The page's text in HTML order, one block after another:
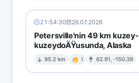
21:54:30 26.07.2026
Petersville'nin 49 km kuzey-
kuzeydoÄŸusunda, Alaska
95.2 km I 62.91, -150.39